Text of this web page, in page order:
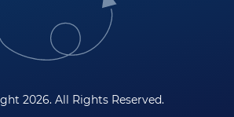
2026. All Rights Reserved.